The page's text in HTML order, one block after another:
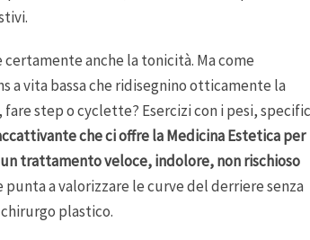
certamente anche la tonicità. Ma come
a vita bassa che ridisegnino otticamente la
step o cyclette? Esercizi con i pesi,
che ci offre la Medicina Estetica per
trattamento veloce, indolore, non rischioso
punta a valorizzare le curve del derriere senza
plastico.